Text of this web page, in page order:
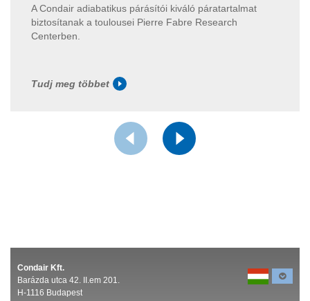
A Condair adiabatikus párásítói kiváló páratartalmat
biztosítanak a toulousei Pierre Fabre Research
Centerben.
Tudj meg többet
Condair Kft.
Barázda utca 42. II.em 201.
H-1116 Budapest